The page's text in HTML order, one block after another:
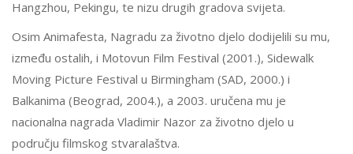
Hangzhou, Pekingu, te nizu drugih gradova svijeta.
Osim Animafesta, Nagradu za životno djelo dodijelili su mu,
između ostalih, i Motovun Film Festival (2001.), Sidewalk
Moving Picture Festival u Birmingham (SAD, 2000.) i
Balkanima (Beograd, 2004.), a 2003. uručena mu je
nacionalna nagrada Vladimir Nazor za životno djelo u
području filmskog stvaralaštva.